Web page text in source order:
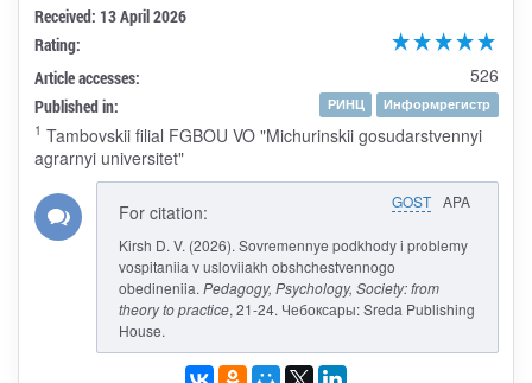
Received: 13 April 2026
Rating:
Article accesses:
526
Published in: РИНЦ
Информрегистр
1 Tambovskii filial FGBOU VO "Michurinskii gosudarstvennyi
agrarnyi universitet"
GOST APA
For citation:
Kirsh D. V. (2026). Sovremennye podkhody i problemy
vospitaniia v usloviiakh obshchestvennogo
obedineniia. Pedagogy, Psychology, Society: from
theory to practice, 21-24. Чебоксары: Sreda Publishing
House.